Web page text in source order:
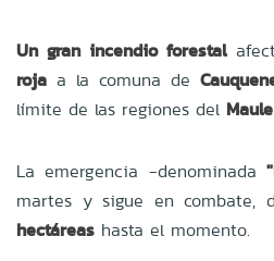
Un gran incendio forestal
roja a la comuna de
límite de las regiones del Maule
La emergencia -denominada
martes y sigue en combate,
hectáreas hasta el momento.